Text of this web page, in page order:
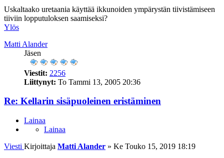
Uskaltaako uretaania käyttää ikkunoiden ympärystän tiivistämiseen
tiiviin lopputuloksen saamiseksi?
Ylös
Matti Alander
Jäsen
Viestit: 2256
Liittynyt: To Tammi 13, 2005 20:36
Re: Kellarin sisäpuoleinen eristäminen
Lainaa
Lainaa
Viesti Kirjoittaja Matti Alander » Ke Touko 15, 2019 18:19